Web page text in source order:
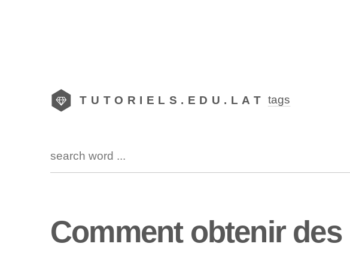
TUTORIELS.EDU.LAT tags
Comment obtenir